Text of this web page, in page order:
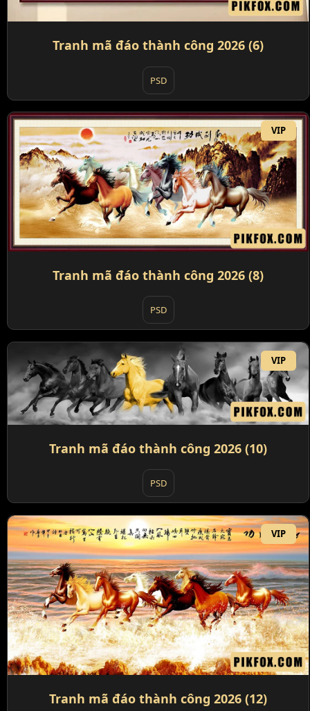
Tranh mã đáo thành công 2026 (6)
PSD
VIP
Tranh mã đáo thành công 2026 (8)
PSD
VIP
Tranh mã đáo thành công 2026 (10)
PSD
VIP
Tranh mã đáo thành công 2026 (12)